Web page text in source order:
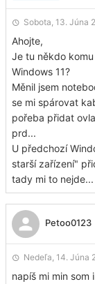
Sobota, 13. Júna
Ahojte,
Je tu někdo
Windows 11?
Měnil jsem
se mi spárovat
pořeba přidat
prd...
U předchozí
starší zařízení"
tady mi to
Petoo0123
Nedeľa, 14. Júna
napíš mi min som